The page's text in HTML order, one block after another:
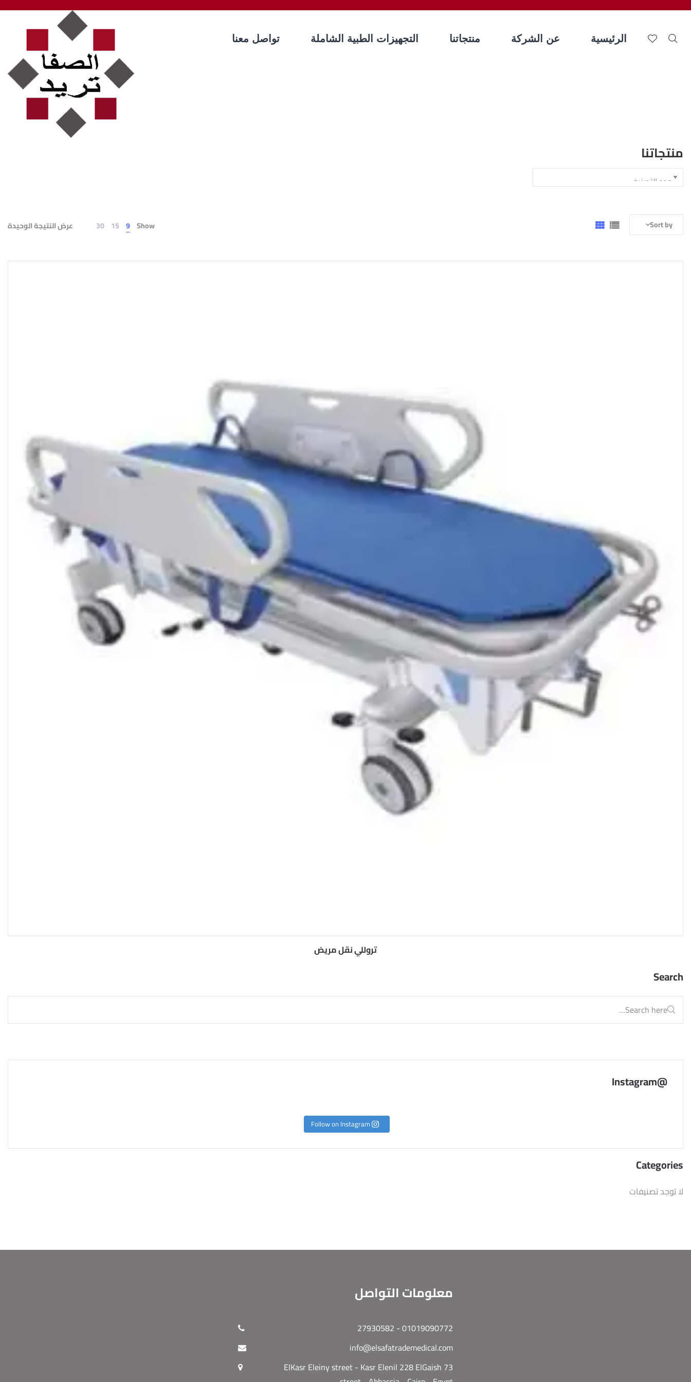
تواصل معنا التجهيزات الطبية الشاملة منتجاتنا عن الشركة الرئيسية
منتجاتنا
عرض النتيجة الوحيدة Show
9
15
30 Sort by
تروللي نقل مريض
Search
@Instagram
Follow on Instagram
Categories
لا توجد تصنيفات
معلومات التواصل
01019090772 - 27930582
info@elsafatrademedical.com
73 ElKasr Eleiny street - Kasr Elenil 228 ElGaish